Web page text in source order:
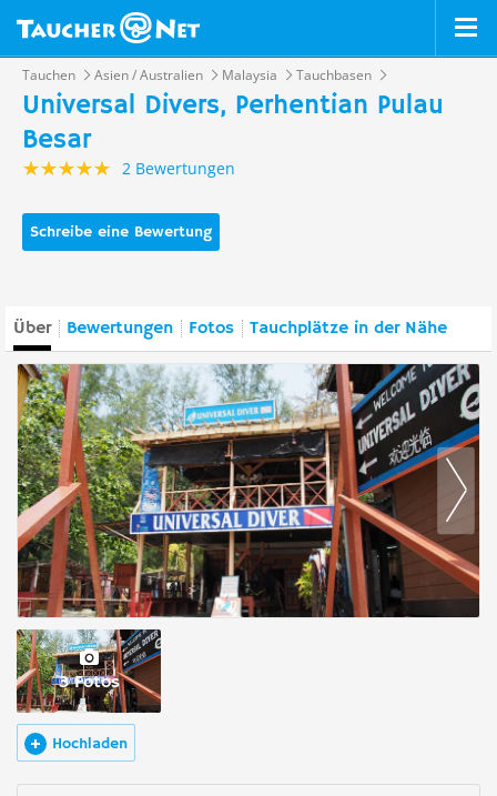
Tauchen Asien / Australien Malaysia Tauchbasen
Universal Divers, Perhentian Pulau
Besar
2 Bewertungen
Schreibe eine Bewertung
Über Bewertungen Fotos Tauchplätze in der Nähe
3 Fotos
Hochladen